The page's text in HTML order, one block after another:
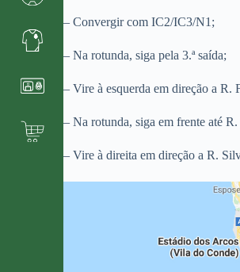
– Convergir com IC2/IC3/N1;
– Na rotunda, siga pela 3.ª saída;
– Vire à esquerda em direção a R.
– Na rotunda, siga em frente até
– Vire à direita em direção a R.